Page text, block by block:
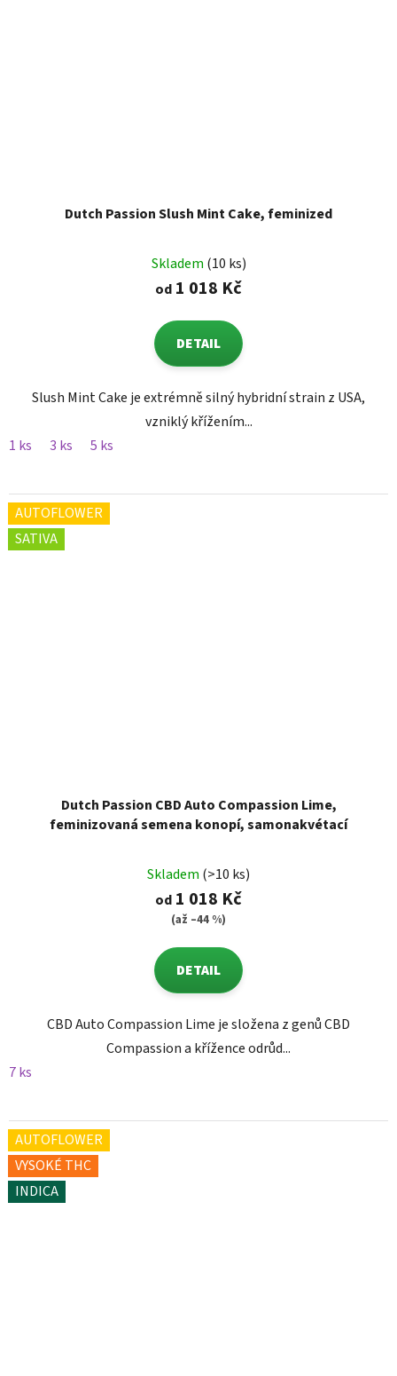
Dutch Passion Slush Mint Cake, feminized
Skladem (10 ks)
od 1 018 Kč
DETAIL
Slush Mint Cake je extrémně silný hybridní strain z USA,
vzniklý křížením...
1 ks
3 ks 5 ks
AUTOFLOWER
SATIVA
Dutch Passion CBD Auto Compassion Lime,
feminizovaná semena konopí, samonakvétací
Skladem (>10 ks)
od 1 018 Kč
(až –44 %)
DETAIL
CBD Auto Compassion Lime je složena z genů CBD
Compassion a křížence odrůd...
7 ks
AUTOFLOWER
VYSOKÉ THC
INDICA